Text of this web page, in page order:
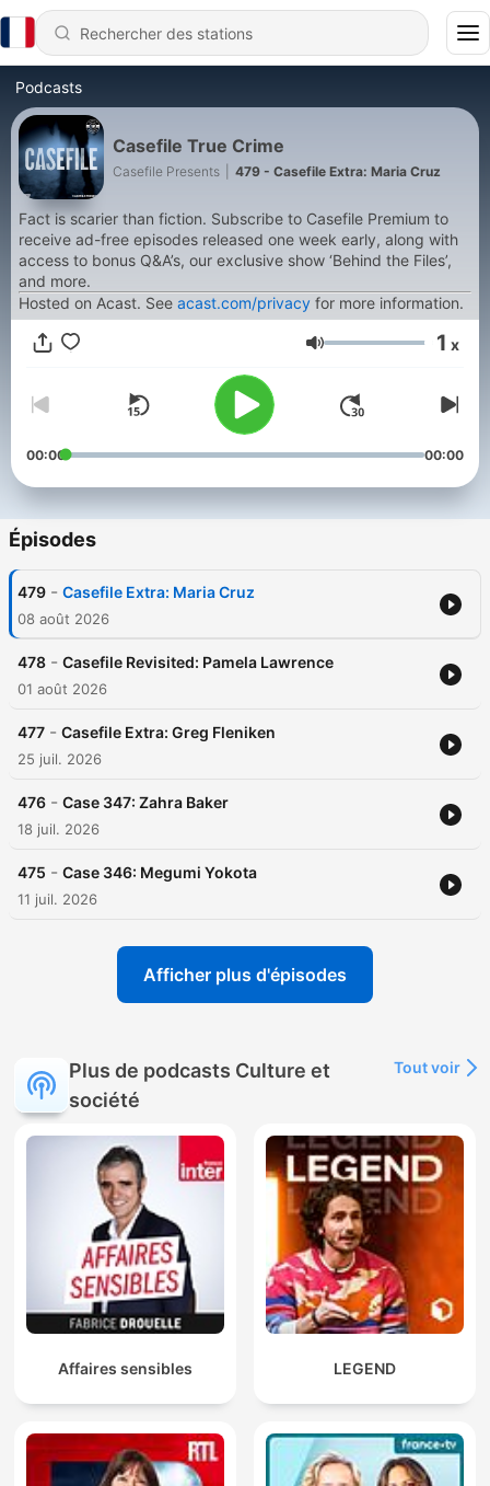
Podcasts
Casefile True Crime
Casefile Presents 479 - Casefile Extra: Maria Cruz
Fact is scarier than fiction. Subscribe to Casefile Premium to
receive ad-free episodes released one week early, along with
access to bonus Q&A’s, our exclusive show ‘Behind the Files’,
and more.
Hosted on Acast. See acast.com/privacy for more information.
Volume 1 x
00:00 00:00
Épisodes
479 - Casefile Extra: Maria Cruz
08 août 2026
478 - Casefile Revisited: Pamela Lawrence
01 août 2026
477 - Casefile Extra: Greg Fleniken
25 juil. 2026
476 - Case 347: Zahra Baker
18 juil. 2026
475 - Case 346: Megumi Yokota
11 juil. 2026
Afficher plus d'épisodes
Plus de podcasts Culture et
société
Tout voir
Affaires sensibles LEGEND